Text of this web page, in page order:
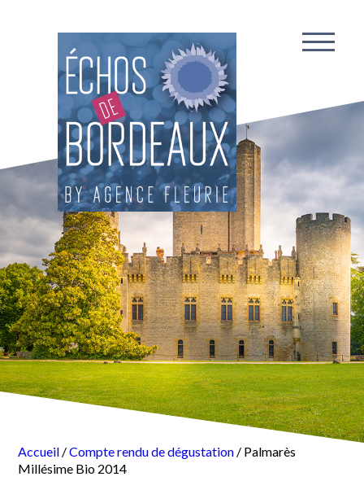
Accueil /Compte rendu de dégustation / Palmarès
Millésime Bio 2014